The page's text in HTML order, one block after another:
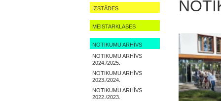
IZSTĀDES
MEISTARKLASES
NOTIKUMU ARHĪVS
NOTIKUMU ARHĪVS
2024./2025.
NOTIKUMU ARHĪVS
2023./2024.
NOTIKUMU ARHĪVS
2022./2023.